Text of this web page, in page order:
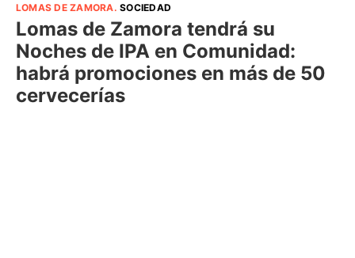
LOMAS DE ZAMORA.SOCIEDAD
Lomas de Zamora tendrá su
Noches de IPA en Comunidad:
habrá promociones en más de 50
cervecerías